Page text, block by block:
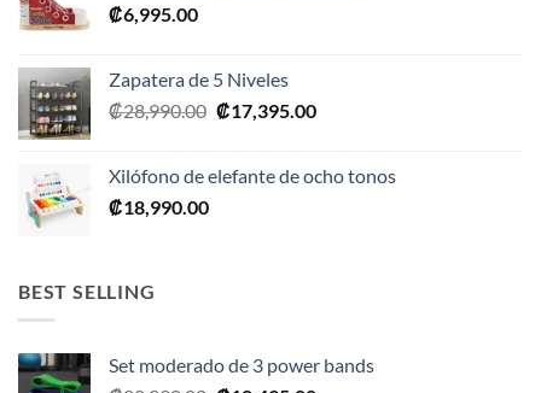
₡6,995.00
Zapatera de 5 Niveles
₡28,990.00 El
era:
₡17,395.00El
es:
Xilófono de elefante de ocho tonos
₡18,990.00
BEST SELLING
Set moderado de 3 power bands